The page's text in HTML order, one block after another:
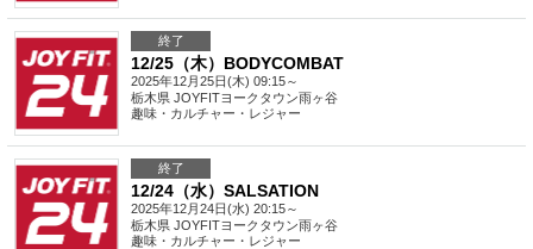
終了
12/25（木）BODYCOMBAT
2025年12月25日(木) 09:15～
栃木県 JOYFITヨークタウン雨ヶ谷
趣味・カルチャー・レジャー
終了
12/24（水）SALSATION
2025年12月24日(水) 20:15～
栃木県 JOYFITヨークタウン雨ヶ谷
趣味・カルチャー・レジャー